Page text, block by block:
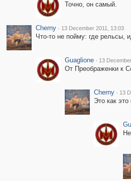
Точно, он самый.
Cherny · 13 December 2011, 13:03
Что-то не пойму: где рельсы,
Guaglione · 13
От Преображенки к
Cherny · 13
Это как